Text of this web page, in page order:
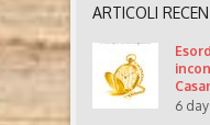
ARTICOLI
6